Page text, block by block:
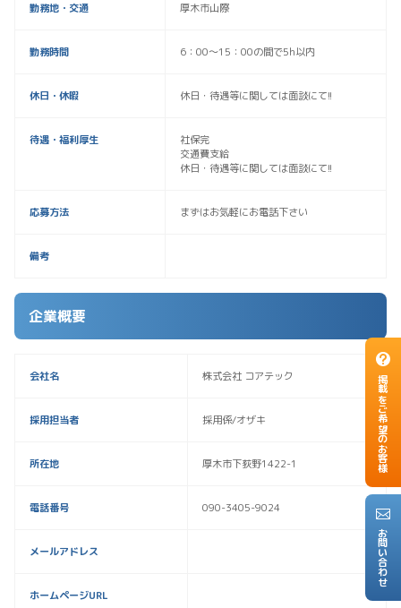
掲載をご希望のお客様
お問い合わせ
勤務地・交通 厚木市山際
勤務時間 6：00〜15：00の間で5h以内
休日・休暇 休日・待遇等に関しては面談にて!!
待遇・福利厚生
社保完
交通費支給
休日・待遇等に関しては面談にて!!
応募方法 まずはお気軽にお電話下さい
備考
企業概要
会社名 株式会社 コアテック
採用担当者 採用係/オザキ
所在地 厚木市下荻野1422-1
電話番号 090-3405-9024
メールアドレス
ホームページURL